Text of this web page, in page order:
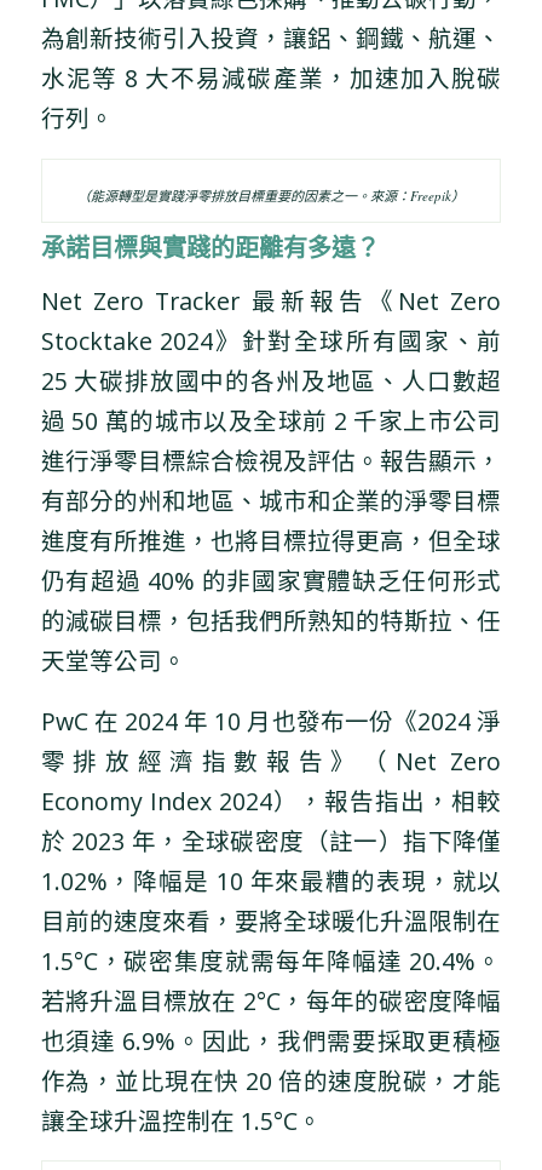
為創新技術引入投資，讓鋁、鋼鐵、航運、
水泥等 8 大不易減碳產業，加速加入脫碳
行列。
（能源轉型是實踐淨零排放目標重要的因素之一。來源：Freepik）
承諾目標與實踐的距離有多遠？
Net Zero Tracker 最新報告《Net Zero
Stocktake 2024》針對全球所有國家、前
25 大碳排放國中的各州及地區、人口數超
過 50 萬的城市以及全球前 2 千家上市公司
進行淨零目標綜合檢視及評估。報告顯示，
有部分的州和地區、城市和企業的淨零目標
進度有所推進，也將目標拉得更高，但全球
仍有超過 40% 的非國家實體缺乏任何形式
的減碳目標，包括我們所熟知的特斯拉、任
天堂等公司。
PwC 在 2024 年 10 月也發布一份《2024 淨
零排放經濟指數報告》（Net Zero
Economy Index 2024），報告指出，相較
於 2023 年，全球碳密度（註一）指下降僅
1.02%，降幅是 10 年來最糟的表現，就以
目前的速度來看，要將全球暖化升溫限制在
1.5°C，碳密集度就需每年降幅達 20.4%。
若將升溫目標放在 2°C，每年的碳密度降幅
也須達 6.9%。因此，我們需要採取更積極
作為，並比現在快 20 倍的速度脫碳，才能
讓全球升溫控制在 1.5°C。